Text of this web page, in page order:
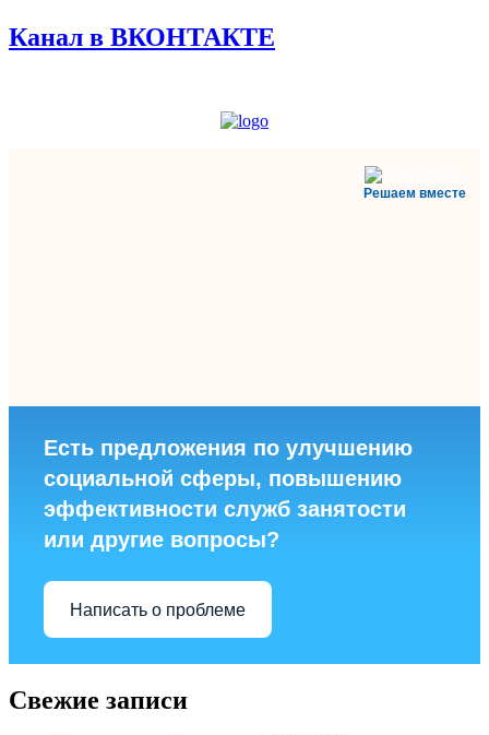
Канал в ВКОНТАКТЕ
Решаем вместе
Есть предложения по улучшению
социальной сферы, повышению
эффективности служб занятости
или другие вопросы?
Написать о проблеме
Свежие записи